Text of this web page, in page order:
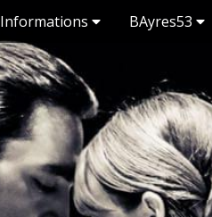
Informations BAyres53